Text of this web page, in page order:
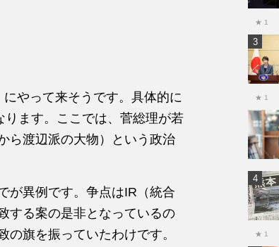
やって来そうです。具体的に
ます。ここでは、菅総理が若
ら渡辺派の大物）という政治
が異例です。争点はIR（統合
する案の是非となっているの
旗を振っていたわけです。
★ 1
★ 1
★ 1